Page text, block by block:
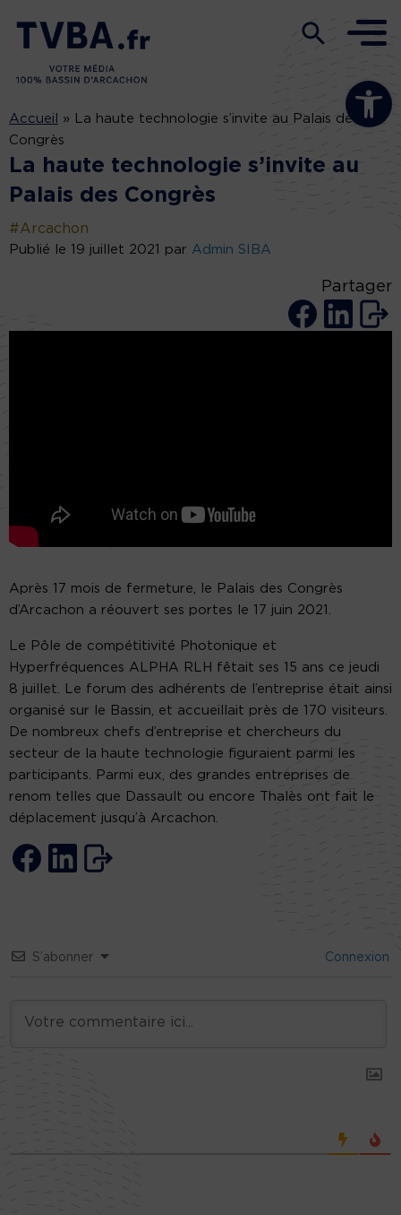
Ouvrir la
Accueil »
La haute technologie s’invite au Palais des
Congrès
La haute technologie s’invite au
Palais des Congrès
#Arcachon
Publié le 19 juillet 2021 par Admin SIBA
Partager
Après 17 mois de fermeture, le Palais des Congrès
d’Arcachon a réouvert ses portes le 17 juin 2021.
Le Pôle de compétitivité Photonique et
Hyperfréquences ALPHA RLH fêtait ses 15 ans ce jeudi
8 juillet. Le forum des adhérents de l’entreprise était ainsi
organisé sur le Bassin, et accueillait près de 170 visiteurs.
De nombreux chefs d’entreprise et chercheurs du
secteur de la haute technologie figuraient parmi les
participants. Parmi eux, des grandes entreprises de
renom telles que Dassault ou encore Thalès ont fait le
déplacement jusqu’à Arcachon.
S’abonner Connexion